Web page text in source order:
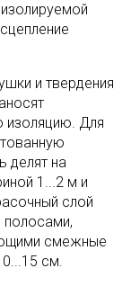
и твердения
изоляцию. Для
делят на
1...2 м и
слой
полосами,
смежные
см.